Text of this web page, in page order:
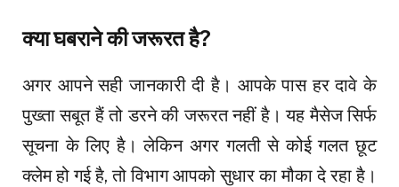
क्या घबराने की जरूरत है?
अगर आपने सही जानकारी दी है। आपके पास हर दावे के
पुख्ता सबूत हैं तो डरने की जरूरत नहीं है। यह मैसेज सिर्फ
सूचना के लिए है। लेकिन अगर गलती से कोई गलत छूट
क्लेम हो गई है, तो विभाग आपको सुधार का मौका दे रहा है।